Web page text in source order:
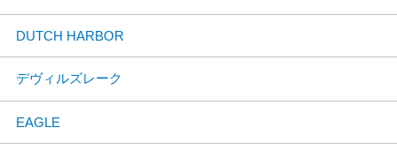
DUTCH HARBOR
デヴィルズレーク
EAGLE